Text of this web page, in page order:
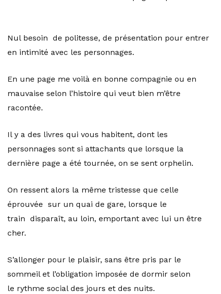
Nul besoin de politesse, de présentation pour entrer
en intimité avec les personnages.
En une page me voilà en bonne compagnie ou en
mauvaise selon l’histoire qui veut bien m’être
racontée.
Il y a des livres qui vous habitent, dont les
personnages sont si attachants que lorsque la
dernière page a été tournée, on se sent orphelin.
On ressent alors la même tristesse que celle
éprouvée sur un quai de gare, lorsque le
train disparaît, au loin, emportant avec lui un être
cher.
S’allonger pour le plaisir, sans être pris par le
sommeil et l’obligation imposée de dormir selon
le rythme social des jours et des nuits.